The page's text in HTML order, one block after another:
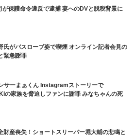
が保護命令違反で逮捕 妻へのDVと脱税背景に
氏がバスローブ姿で喫煙 オンライン記者会見の
緊急謝罪
サーまぁくん Instagramストーリーで
の家族を脅迫しファンに謝罪 みなちゃんの死
財産喪失！ショートスリーパー堀大輔の悲鳴と